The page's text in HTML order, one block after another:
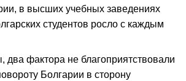
в высших учебных заве­дениях
студентов росло с каждым
два фактора не благо­приятствовали
Болгарии в сторону